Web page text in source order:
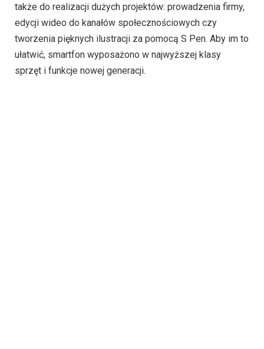
także do realizacji dużych projektów: prowadzenia firmy,
edycji wideo do kanałów społecznościowych czy
tworzenia pięknych ilustracji za pomocą S Pen. Aby im to
ułatwić, smartfon wyposażono w najwyższej klasy
sprzęt i funkcje nowej generacji.